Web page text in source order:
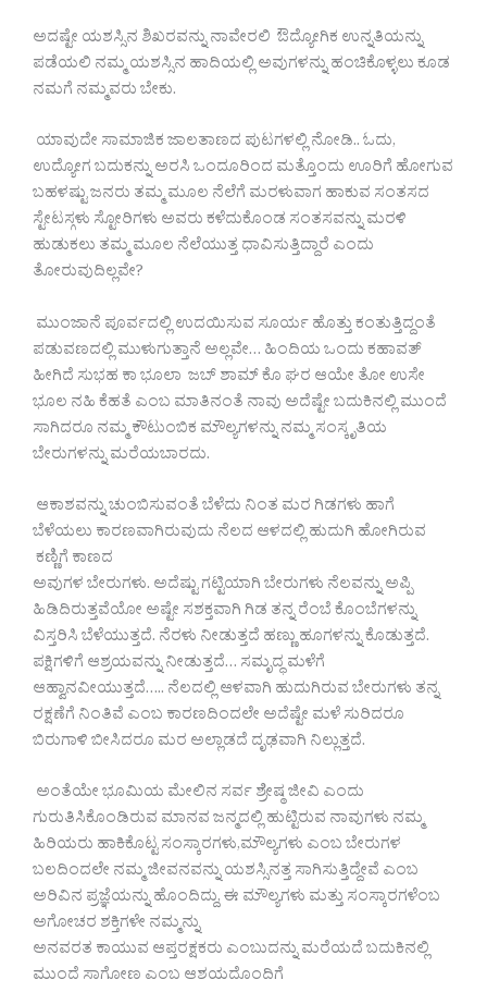
ಅದಷ್ಟೇ ಯಶಸ್ಸಿನ ಶಿಖರವನ್ನು ನಾವೇರಲಿ ಔದ್ಯೋಗಿಕ ಉನ್ನತಿಯನ್ನು
ಪಡೆಯಲಿ ನಮ್ಮ ಯಶಸ್ಸಿನ ಹಾದಿಯಲ್ಲಿ ಅವುಗಳನ್ನು ಹಂಚಿಕೊಳ್ಳಲು ಕೂಡ
ನಮಗೆ ನಮ್ಮವರು ಬೇಕು.
ಯಾವುದೇ ಸಾಮಾಜಿಕ ಜಾಲತಾಣದ ಪುಟಗಳಲ್ಲಿ ನೋಡಿ.. ಓದು,
ಉದ್ಯೋಗ ಬದುಕನ್ನು ಅರಸಿ ಒಂದೂರಿಂದ ಮತ್ತೊಂದು ಊರಿಗೆ ಹೋಗುವ
ಬಹಳಷ್ಟು ಜನರು ತಮ್ಮ ಮೂಲ ನೆಲೆಗೆ ಮರಳುವಾಗ ಹಾಕುವ ಸಂತಸದ
ಸ್ಟೇಟಸ್ಗಳು ಸ್ಟೋರಿಗಳು ಅವರು ಕಳೆದುಕೊಂಡ ಸಂತಸವನ್ನು ಮರಳಿ
ಹುಡುಕಲು ತಮ್ಮ ಮೂಲ ನೆಲೆಯುತ್ತ ಧಾವಿಸುತ್ತಿದ್ದಾರೆ ಎಂದು
ತೋರುವುದಿಲ್ಲವೇ?
ಮುಂಜಾನೆ ಪೂರ್ವದಲ್ಲಿ ಉದಯಿಸುವ ಸೂರ್ಯ ಹೊತ್ತು ಕಂತುತ್ತಿದ್ದಂತೆ
ಪಡುವಣದಲ್ಲಿ ಮುಳುಗುತ್ತಾನೆ ಅಲ್ಲವೇ… ಹಿಂದಿಯ ಒಂದು ಕಹಾವತ್
ಹೀಗಿದೆ ಸುಭಹ ಕಾ ಭೂಲಾ ಜಬ್ ಶಾಮ್ ಕೊ ಘರ ಆಯೇ ತೋ ಉಸೇ
ಭೂಲ ನಹಿ ಕೆಹತೆ ಎಂಬ ಮಾತಿನಂತೆ ನಾವು ಅದೆಷ್ಟೇ ಬದುಕಿನಲ್ಲಿ ಮುಂದೆ
ಸಾಗಿದರೂ ನಮ್ಮ ಕೌಟುಂಬಿಕ ಮೌಲ್ಯಗಳನ್ನು ನಮ್ಮ ಸಂಸ್ಕೃತಿಯ
ಬೇರುಗಳನ್ನು ಮರೆಯಬಾರದು.
ಆಕಾಶವನ್ನು ಚುಂಬಿಸುವಂತೆ ಬೆಳೆದು ನಿಂತ ಮರ ಗಿಡಗಳು ಹಾಗೆ
ಬೆಳೆಯಲು ಕಾರಣವಾಗಿರುವುದು ನೆಲದ ಆಳದಲ್ಲಿ ಹುದುಗಿ ಹೋಗಿರುವ
ಕಣ್ಣಿಗೆ ಕಾಣದ
ಅವುಗಳ ಬೇರುಗಳು. ಅದೆಷ್ಟು ಗಟ್ಟಿಯಾಗಿ ಬೇರುಗಳು ನೆಲವನ್ನು ಅಪ್ಪಿ
ಹಿಡಿದಿರುತ್ತವೆಯೋ ಅಷ್ಟೇ ಸಶಕ್ತವಾಗಿ ಗಿಡ ತನ್ನ ರೆಂಬೆ ಕೊಂಬೆಗಳನ್ನು
ವಿಸ್ತರಿಸಿ ಬೆಳೆಯುತ್ತದೆ. ನೆರಳು ನೀಡುತ್ತದೆ ಹಣ್ಣು ಹೂಗಳನ್ನು ಕೊಡುತ್ತದೆ.
ಪಕ್ಷಿಗಳಿಗೆ ಆಶ್ರಯವನ್ನು ನೀಡುತ್ತದೆ… ಸಮೃದ್ಧ ಮಳೆಗೆ
ಆಹ್ವಾನವೀಯುತ್ತದೆ….. ನೆಲದಲ್ಲಿ ಆಳವಾಗಿ ಹುದುಗಿರುವ ಬೇರುಗಳು ತನ್ನ
ರಕ್ಷಣೆಗೆ ನಿಂತಿವೆ ಎಂಬ ಕಾರಣದಿಂದಲೇ ಅದೆಷ್ಟೇ ಮಳೆ ಸುರಿದರೂ
ಬಿರುಗಾಳಿ ಬೀಸಿದರೂ ಮರ ಅಲ್ಲಾಡದೆ ದೃಢವಾಗಿ ನಿಲ್ಲುತ್ತದೆ.
ಅಂತೆಯೇ ಭೂಮಿಯ ಮೇಲಿನ ಸರ್ವ ಶ್ರೇಷ್ಠ ಜೀವಿ ಎಂದು
ಗುರುತಿಸಿಕೊಂಡಿರುವ ಮಾನವ ಜನ್ಮದಲ್ಲಿ ಹುಟ್ಟಿರುವ ನಾವುಗಳು ನಮ್ಮ
ಹಿರಿಯರು ಹಾಕಿಕೊಟ್ಟ ಸಂಸ್ಕಾರಗಳು,ಮೌಲ್ಯಗಳು ಎಂಬ ಬೇರುಗಳ
ಬಲದಿಂದಲೇ ನಮ್ಮ ಜೀವನವನ್ನು ಯಶಸ್ಸಿನತ್ತ ಸಾಗಿಸುತ್ತಿದ್ದೇವೆ ಎಂಬ
ಅರಿವಿನ ಪ್ರಜ್ಞೆಯನ್ನು ಹೊಂದಿದ್ದು, ಈ ಮೌಲ್ಯಗಳು ಮತ್ತು ಸಂಸ್ಕಾರಗಳೆಂಬ
ಅಗೋಚರ ಶಕ್ತಿಗಳೇ ನಮ್ಮನ್ನು
ಅನವರತ ಕಾಯುವ ಆಪ್ತರಕ್ಷಕರು ಎಂಬುದನ್ನು ಮರೆಯದೆ ಬದುಕಿನಲ್ಲಿ
ಮುಂದೆ ಸಾಗೋಣ ಎಂಬ ಆಶಯದೊಂದಿಗೆ